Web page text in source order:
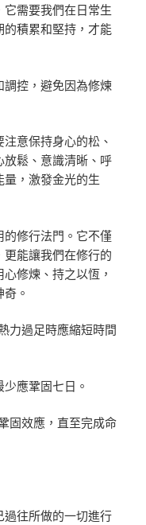
需要我們在日常生
積累和堅持，才能
控，避免因為修煉
意保持身心的松、
鬆、意識清晰、呼
，激發金光的生
修行法門。它不僅
能讓我們在修行的
修煉、持之以恆，
。
力過足時應縮短時間
應鞏固七日。
固效應，直至完成命
往所做的一切進行